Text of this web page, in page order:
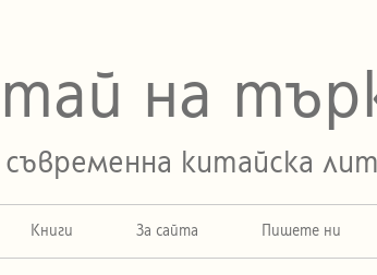
на
съвременна китайска
Книги За сайта Пишете ни